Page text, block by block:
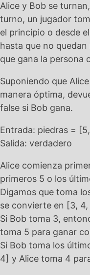
Alice y Bob se
turno, un jugador
el principio o desde
hasta que no
que gana la persona
Suponiendo que
manera óptima,
false si Bob gana.
Entrada: piedras =
Salida: verdadero
Alice comienza
primeros 5 o los
Digamos que toma
se convierte en [3,
Si Bob toma 3,
toma 5 para ganar
Si Bob toma los
4] y Alice toma 4